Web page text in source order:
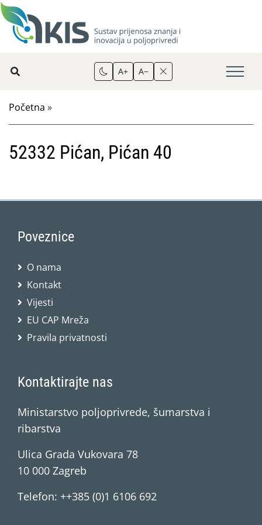
A+ A−
Početna »
52332 Pićan, Pićan 40
Poveznice
O nama
Kontakt
Vijesti
EU CAP Mreža
Pravila privatnosti
Kontaktirajte nas
Ministarstvo poljoprivrede, šumarstva i
ribarstva
Ulica Grada Vukovara 78
10 000 Zagreb
Telefon: ++385 (0)1 6106 692